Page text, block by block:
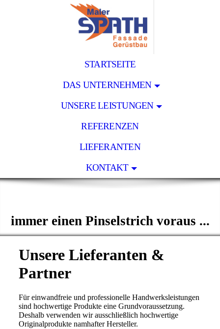
STARTSEITE
DAS UNTERNEHMEN
UNSERE LEISTUNGEN
REFERENZEN
LIEFERANTEN
KONTAKT
immer einen Pinselstrich voraus ...
Unsere Lieferanten &
Partner
Für einwandfreie und professionelle Handwerksleistungen
sind hochwertige Produkte eine Grundvoraussetzung.
Deshalb verwenden wir ausschließlich hochwertige
Originalprodukte namhafter Hersteller.